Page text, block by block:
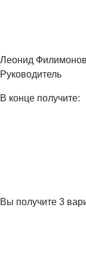
Леонид Филимонов
Руководитель
В конце получите:
Вы получите 3